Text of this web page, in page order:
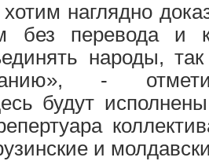
наглядно
без перевода и
народы,
-
будут
и